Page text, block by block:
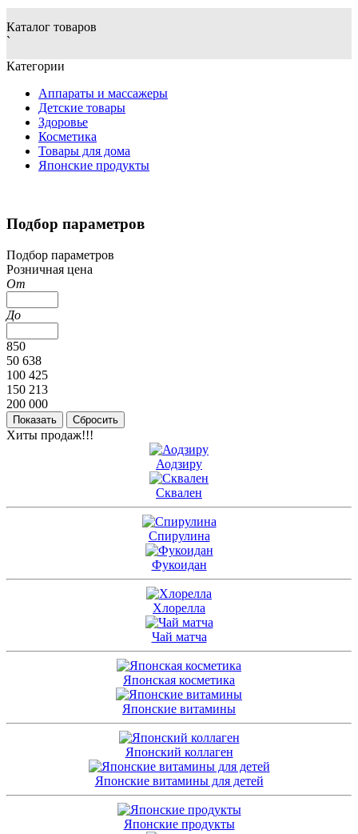
Каталог товаров
`
Категории
Аппараты и массажеры
Детские товары
Здоровье
Косметика
Товары для дома
Японские продукты
Подбор параметров
Подбор параметров
Розничная цена
От
До
850
50 638
100 425
150 213
200 000
Хиты продаж!!!
Аодзиру
Сквален
Спирулина
Фукоидан
Хлорелла
Чай матча
Японская косметика
Японские витамины
Японский коллаген
Японские витамины для детей
Японские продукты